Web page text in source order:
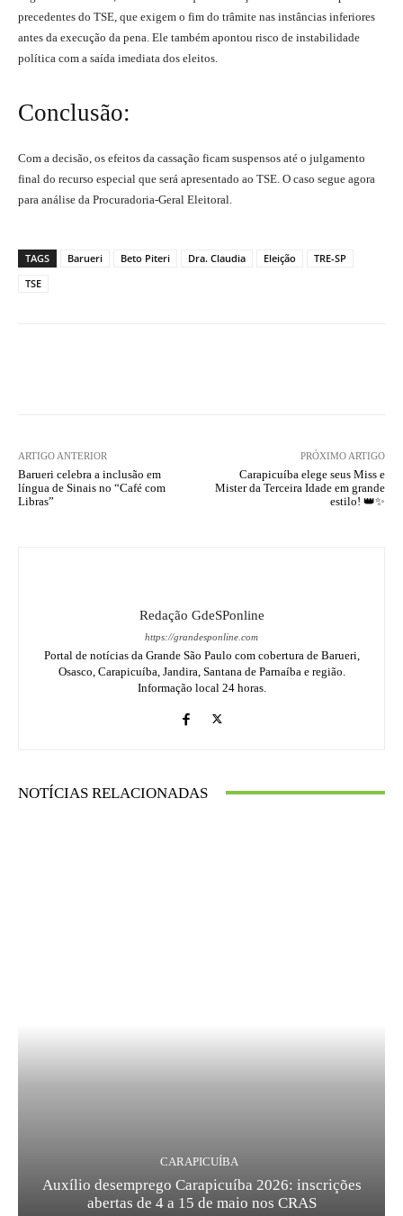
precedentes do TSE, que exigem o fim do trâmite nas instâncias inferiores
antes da execução da pena. Ele também apontou risco de instabilidade
política com a saída imediata dos eleitos.
Conclusão:
Com a decisão, os efeitos da cassação ficam suspensos até o julgamento
final do recurso especial que será apresentado ao TSE. O caso segue agora
para análise da Procuradoria-Geral Eleitoral.
TAGS Barueri Beto Piteri Dra. Claudia Eleição
TRE-SP
TSE
ARTIGO ANTERIOR
Barueri celebra a inclusão em
língua de Sinais no “Café com
Libras”
PRÓXIMO ARTIGO
Carapicuíba elege seus Miss e
Mister da Terceira Idade em grande
estilo! 👑✨
Redação GdeSPonline
https://grandesponline.com
Portal de notícias da Grande São Paulo com cobertura de Barueri,
Osasco, Carapicuíba, Jandira, Santana de Parnaíba e região.
Informação local 24 horas.
NOTÍCIAS RELACIONADAS
CARAPICUÍBA
Auxílio desemprego Carapicuíba 2026: inscrições
abertas de 4 a 15 de maio nos CRAS